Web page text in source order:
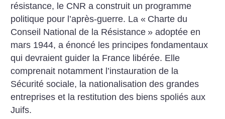
résistance, le CNR a construit un programme
politique pour l’après-guerre. La « Charte du
Conseil National de la Résistance » adoptée en
mars 1944, a énoncé les principes fondamentaux
qui devraient guider la France libérée. Elle
comprenait notamment l’instauration de la
Sécurité sociale, la nationalisation des grandes
entreprises et la restitution des biens spoliés aux
Juifs.